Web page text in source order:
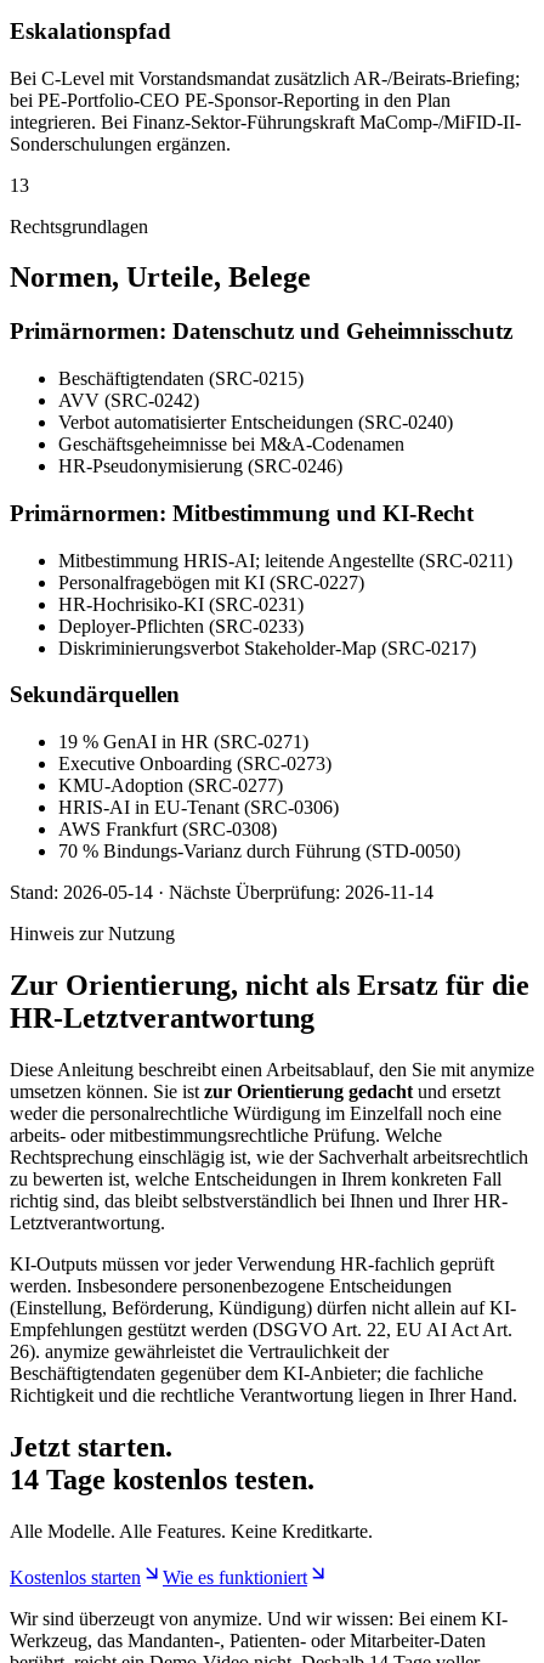
Eskalationspfad
Bei C-Level mit Vorstandsmandat zusätzlich AR-/Beirats-Briefing;
bei PE-Portfolio-CEO PE-Sponsor-Reporting in den Plan
integrieren. Bei Finanz-Sektor-Führungskraft MaComp-/MiFID-II-
Sonderschulungen ergänzen.
13
Rechtsgrundlagen
Normen, Urteile, Belege
Primärnormen: Datenschutz und Geheimnisschutz
Beschäftigtendaten (SRC-0215)
AVV (SRC-0242)
Verbot automatisierter Entscheidungen (SRC-0240)
Geschäftsgeheimnisse bei M&A-Codenamen
HR-Pseudonymisierung (SRC-0246)
Primärnormen: Mitbestimmung und KI-Recht
Mitbestimmung HRIS-AI; leitende Angestellte (SRC-0211)
Personalfragebögen mit KI (SRC-0227)
HR-Hochrisiko-KI (SRC-0231)
Deployer-Pflichten (SRC-0233)
Diskriminierungsverbot Stakeholder-Map (SRC-0217)
Sekundärquellen
19 % GenAI in HR (SRC-0271)
Executive Onboarding (SRC-0273)
KMU-Adoption (SRC-0277)
HRIS-AI in EU-Tenant (SRC-0306)
AWS Frankfurt (SRC-0308)
70 % Bindungs-Varianz durch Führung (STD-0050)
Stand: 2026-05-14 · Nächste Überprüfung: 2026-11-14
Hinweis zur Nutzung
Zur Orientierung, nicht als Ersatz für die
HR-Letztverantwortung
Diese Anleitung beschreibt einen Arbeitsablauf, den Sie mit anymize
umsetzen können. Sie ist zur Orientierung gedacht und ersetzt
weder die personalrechtliche Würdigung im Einzelfall noch eine
arbeits- oder mitbestimmungsrechtliche Prüfung. Welche
Rechtsprechung einschlägig ist, wie der Sachverhalt arbeitsrechtlich
zu bewerten ist, welche Entscheidungen in Ihrem konkreten Fall
richtig sind, das bleibt selbstverständlich bei Ihnen und Ihrer HR-
Letztverantwortung.
KI-Outputs müssen vor jeder Verwendung HR-fachlich geprüft
werden. Insbesondere personenbezogene Entscheidungen
(Einstellung, Beförderung, Kündigung) dürfen nicht allein auf KI-
Empfehlungen gestützt werden (DSGVO Art. 22, EU AI Act Art.
26). anymize gewährleistet die Vertraulichkeit der
Beschäftigtendaten gegenüber dem KI-Anbieter; die fachliche
Richtigkeit und die rechtliche Verantwortung liegen in Ihrer Hand.
Jetzt starten.
14 Tage kostenlos testen.
Alle Modelle. Alle Features. Keine Kreditkarte.
Kostenlos starten
Wie es funktioniert
Wir sind überzeugt von anymize. Und wir wissen: Bei einem KI-
Werkzeug, das Mandanten-, Patienten- oder Mitarbeiter-Daten